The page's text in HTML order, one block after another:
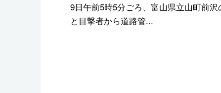
9日午前5時5分ごろ、富山県立山町前
と目撃者から道路管...